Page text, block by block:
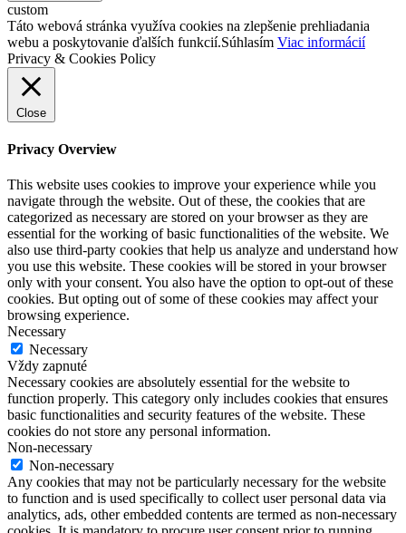
custom
Táto webová stránka využíva cookies na zlepšenie prehliadania
webu a poskytovanie ďalších funkcií.Súhlasím Viac informácií
Privacy & Cookies Policy
Close
Privacy Overview
This website uses cookies to improve your experience while you
navigate through the website. Out of these, the cookies that are
categorized as necessary are stored on your browser as they are
essential for the working of basic functionalities of the website. We
also use third-party cookies that help us analyze and understand how
you use this website. These cookies will be stored in your browser
only with your consent. You also have the option to opt-out of these
cookies. But opting out of some of these cookies may affect your
browsing experience.
Necessary
Necessary
Vždy zapnuté
Necessary cookies are absolutely essential for the website to
function properly. This category only includes cookies that ensures
basic functionalities and security features of the website. These
cookies do not store any personal information.
Non-necessary
Non-necessary
Any cookies that may not be particularly necessary for the website
to function and is used specifically to collect user personal data via
analytics, ads, other embedded contents are termed as non-necessary